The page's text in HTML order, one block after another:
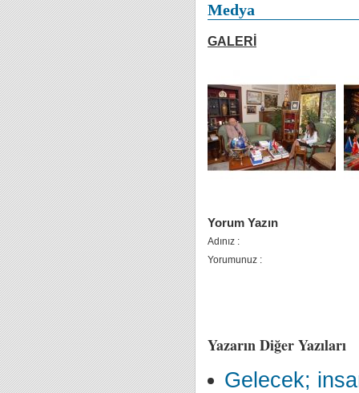
Medya
GALERİ
Yorum Yazın
Adınız :
Yorumunuz :
Yazarın Diğer Yazıları
Gelecek;